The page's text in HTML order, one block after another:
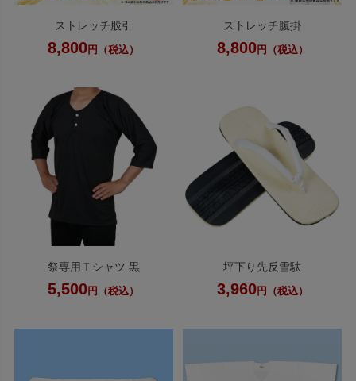
ストレッチ股引
8,800 円（税込）
ストレッチ腹掛
8,800円（税込）
祭専用Ｔシャツ 黒
5,500 円（税込）
坪下り先反雪駄
3,960円（税込）